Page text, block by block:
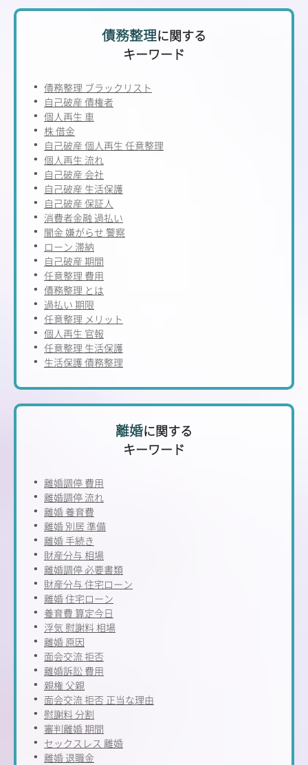
債務整理に関する
キーワード
債務整理 ブラックリスト
自己破産 債権者
個人再生 車
株 借金
自己破産 個人再生 任意整理
個人再生 流れ
自己破産 会社
自己破産 生活保護
自己破産 保証人
消費者金融 過払い
闇金 嫌がらせ 警察
ローン 滞納
自己破産 期間
任意整理 費用
債務整理 とは
過払い 期限
任意整理 メリット
個人再生 官報
任意整理 生活保護
生活保護 債務整理
離婚に関する
キーワード
離婚調停 費用
離婚調停 流れ
離婚 養育費
離婚 別居 準備
離婚 手続き
財産分与 相場
離婚調停 必要書類
財産分与 住宅ローン
離婚 住宅ローン
養育費 算定今日
浮気 慰謝料 相場
離婚 原因
面会交流 拒否
離婚訴訟 費用
親権 父親
面会交流 拒否 正当な理由
慰謝料 分割
審判離婚 期間
セックスレス 離婚
離婚 退職金